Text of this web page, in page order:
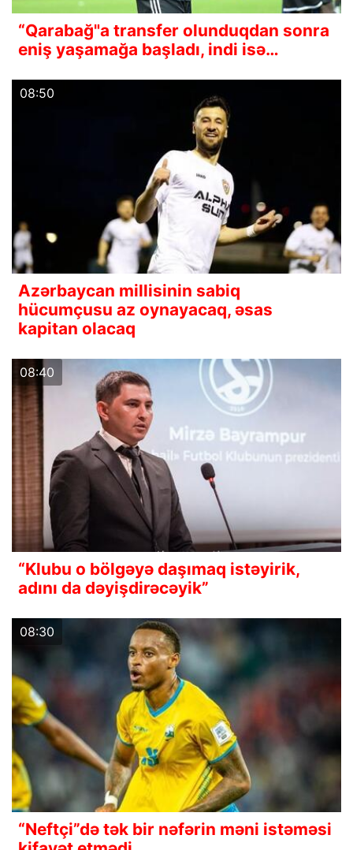
“Qarabağ"a transfer olunduqdan sonra
eniş yaşamağa başladı, indi isə…
08:50
Azərbaycan millisinin sabiq
hücumçusu az oynayacaq, əsas
kapitan olacaq
08:40
“Klubu o bölgəyə daşımaq istəyirik,
adını da dəyişdirəcəyik”
08:30
“Neftçi”də tək bir nəfərin məni istəməsi